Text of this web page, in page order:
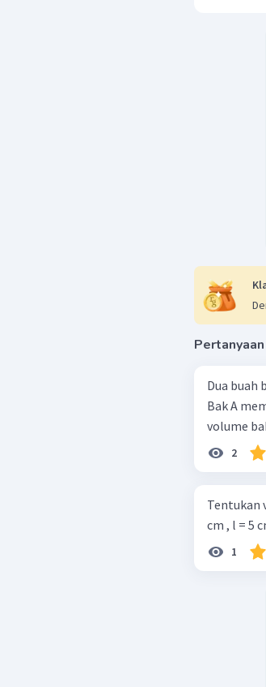
Dua buah
Bak A
volume
2
Tentukan
cm , l = 5
1